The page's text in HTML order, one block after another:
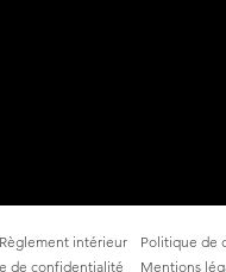
Règlement intérieur
de confidentialité
Politique de
Mentions